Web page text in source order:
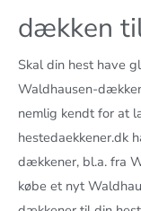
dækken
Skal din hest have
Waldhausen-
nemlig kendt for at
hestedaekkener.dk
dækkener, bl.a. fra
købe et nyt